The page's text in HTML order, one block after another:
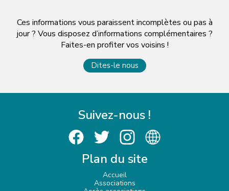
Ces informations vous paraissent incomplètes ou pas à
jour ? Vous disposez d’informations complémentaires ?
Faites-en profiter vos voisins !
Dites-le nous
Suivez-nous !
Plan du site
Accueil
Associations